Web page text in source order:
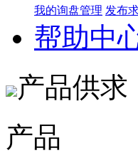
我的询盘管理 发布
帮助中
产品供求
产品